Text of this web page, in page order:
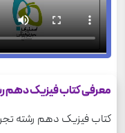
معرفی کتاب فیزیک دهم
کتاب فیزیک دهم رشته